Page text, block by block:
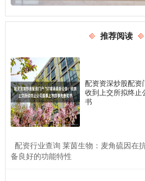
推荐阅读
配资资深炒股配资
收到上交所拟终止
书
配资行业查询 莱茵生物：麦角硫因在
备良好的功能特性